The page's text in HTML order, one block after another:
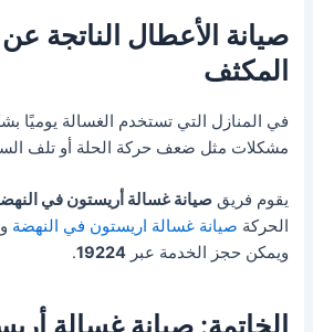
صيانة الأعطال الناتجة
المكثف
في المنازل التي تستخدم الغسالة يوميًا
مشكلات مثل ضعف حركة الحلة أو تلف
يقوم فريقصيانة غسالة أريستون في
الحركة صيانة غسالة اريستون في النهضة
ويمكن حجز الخدمة عبر19224
.
الخاتمة: صيانة غسالة